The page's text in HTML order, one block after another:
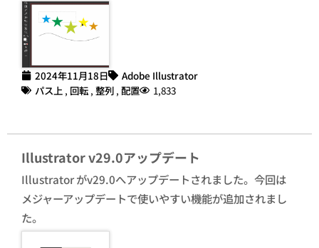
2024年11月18日
Adobe Illustrator
パス上 , 回転 , 整列 , 配置 1,833
Illustrator v29.0アップデート
Illustrator がv29.0へアップデートされました。今回は
メジャーアップデートで使いやすい機能が追加されまし
た。